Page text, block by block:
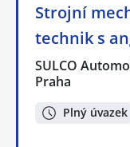
Strojní
technik s
SULCO
Praha
Plný úvazek